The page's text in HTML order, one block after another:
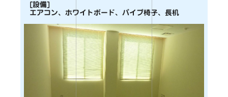
[設備]
エアコン、ホワイトボード、パイプ椅子、長机